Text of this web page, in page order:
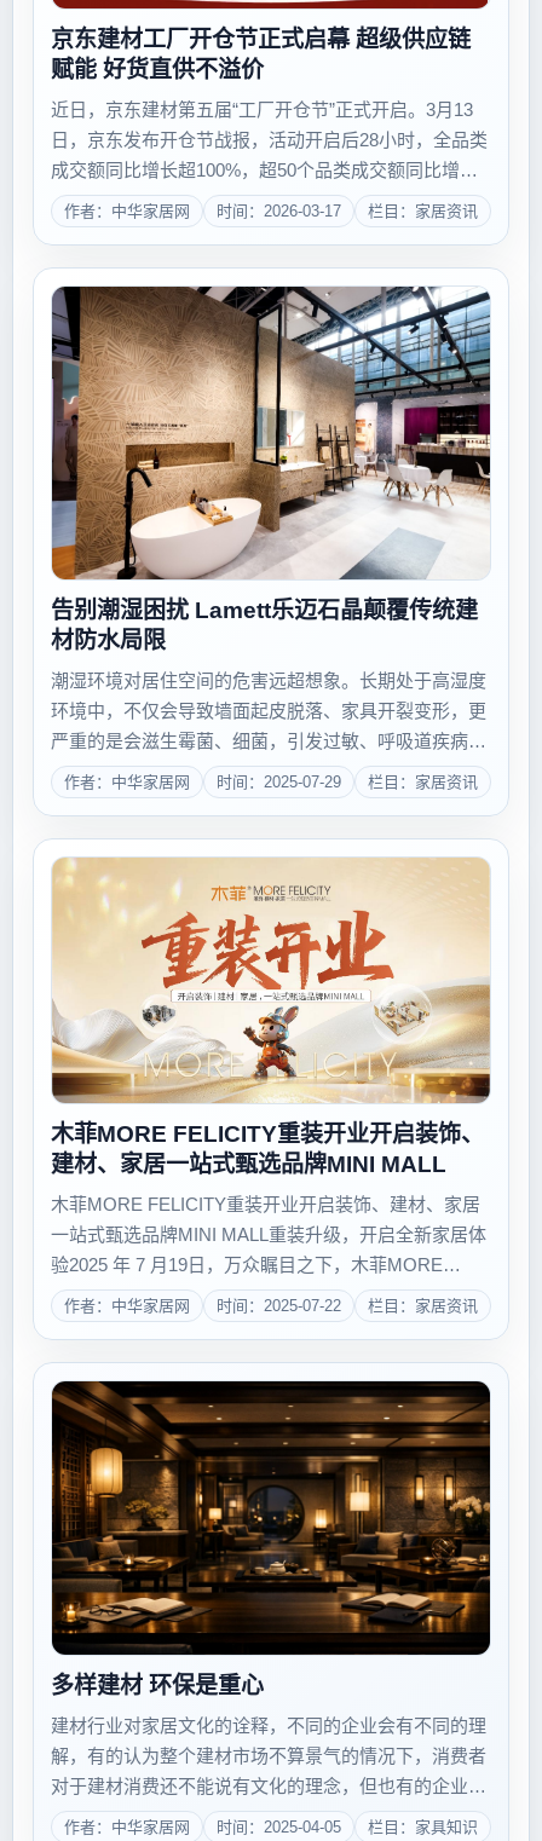
京东建材工厂开仓节正式启幕 超级供应链
赋能 好货直供不溢价
近日，京东建材第五届“工厂开仓节”正式开启。3月13
日，京东发布开仓节战报，活动开启后28小时，全品类
成交额同比增长超100%，超50个品类成交额同比增长
超200%。亮眼数据的背后，是京东与品牌依托“超级供
应链”的高效协同。当前正值“金三银四”家装旺季，叠加
作者：中华家居网 时间：2026-03-17 栏目：家居资讯
告别潮湿困扰 Lamett乐迈石晶颠覆传统建
材防水局限
潮湿环境对居住空间的危害远超想象。长期处于高湿度
环境中，不仅会导致墙面起皮脱落、家具开裂变形，更
严重的是会滋生霉菌、细菌，引发过敏、呼吸道疾病等
健康问题。健康中国的调查显示，室内湿度超过70%
时，霉菌繁殖速度会成倍增长，对老人、儿童等敏感人
作者：中华家居网 时间：2025-07-29 栏目：家居资讯
木菲MORE FELICITY重装开业开启装饰、
建材、家居一站式甄选品牌MINI MALL
木菲MORE FELICITY重装开业开启装饰、建材、家居
一站式甄选品牌MINI MALL重装升级，开启全新家居体
验2025 年 7 月19日，万众瞩目之下，木菲MORE
FELICITY 位于万达双塔北塔2楼、3楼、15楼的总部展
厅重装开业以全新姿态璀璨绽放，重装开业盛典圆满举
作者：中华家居网 时间：2025-07-22 栏目：家居资讯
多样建材 环保是重心
建材行业对家居文化的诠释，不同的企业会有不同的理
解，有的认为整个建材市场不算景气的情况下，消费者
对于建材消费还不能说有文化的理念，但也有的企业认
为可以对消费者进行教育和引导。但是无论何种观点，
作者：中华家居网 时间：2025-04-05 栏目：家具知识